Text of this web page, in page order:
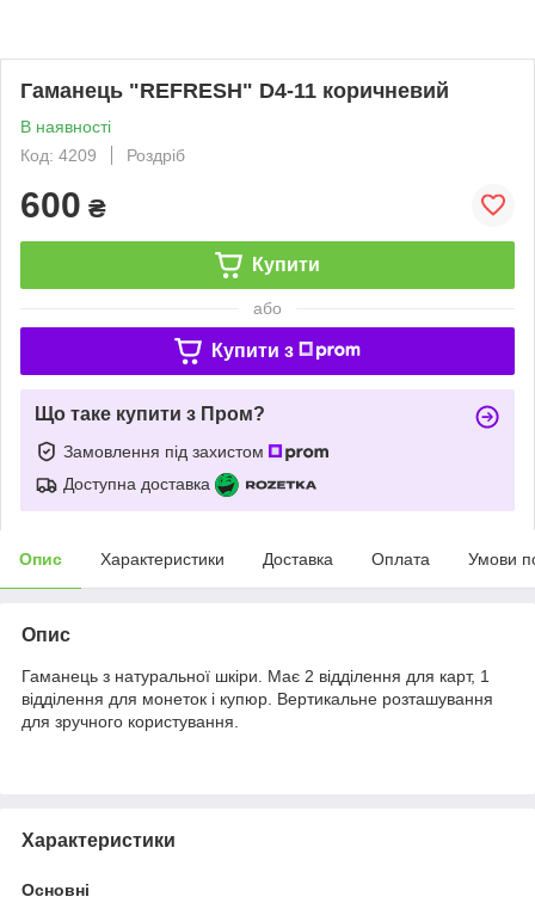
Гаманець "REFRESH" D4-11 коричневий
В наявності
Код: 4209
Роздріб
600 ₴
Купити
або
Купити з
Що таке купити з Пром?
Замовлення під захистом
Доступна доставка
Опис Характеристики Доставка Оплата Умови
Опис
Гаманець з натуральної шкіри. Має 2 відділення для карт, 1
відділення для монеток і купюр. Вертикальне розташування
для зручного користування.
Характеристики
Основні